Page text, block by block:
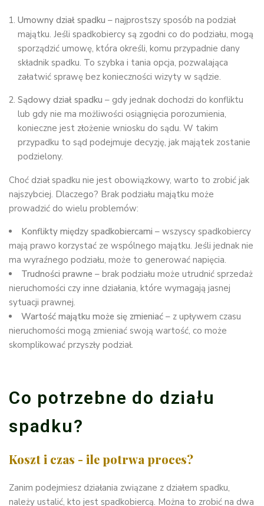
Umowny dział spadku – najprostszy sposób na podział
majątku. Jeśli spadkobiercy są zgodni co do podziału, mogą
sporządzić umowę, która określi, komu przypadnie dany
składnik spadku. To szybka i tania opcja, pozwalająca
załatwić sprawę bez konieczności wizyty w sądzie.
Sądowy dział spadku – gdy jednak dochodzi do konfliktu
lub gdy nie ma możliwości osiągnięcia porozumienia,
konieczne jest złożenie wniosku do sądu. W takim
przypadku to sąd podejmuje decyzję, jak majątek zostanie
podzielony.
Choć dział spadku nie jest obowiązkowy, warto to zrobić jak
najszybciej. Dlaczego? Brak podziału majątku może
prowadzić do wielu problemów:
Konflikty między spadkobiercami – wszyscy spadkobiercy
mają prawo korzystać ze wspólnego majątku. Jeśli jednak nie
ma wyraźnego podziału, może to generować napięcia.
Trudności prawne – brak podziału może utrudnić sprzedaż
nieruchomości czy inne działania, które wymagają jasnej
sytuacji prawnej.
Wartość majątku może się zmieniać – z upływem czasu
nieruchomości mogą zmieniać swoją wartość, co może
skomplikować przyszły podział.
Co potrzebne do działu
spadku?
Koszt i czas - ile potrwa proces?
Zanim podejmiesz działania związane z działem spadku,
należy ustalić, kto jest spadkobiercą. Można to zrobić na dwa